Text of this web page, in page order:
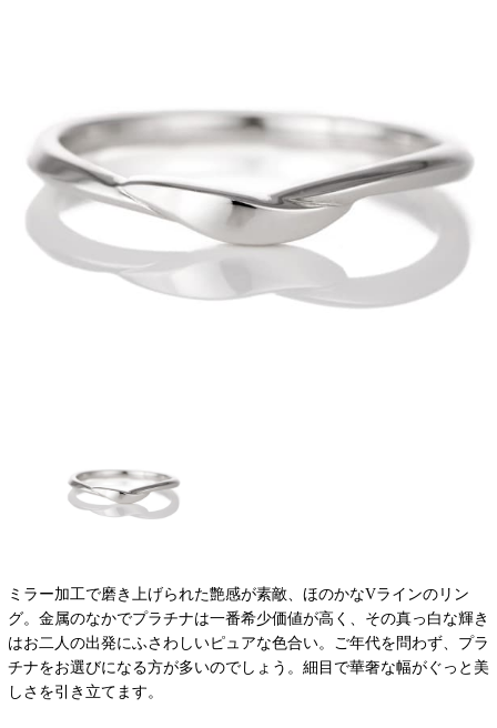
ミラー加工で磨き上げられた艶感が素敵、ほのかなVラインのリン
グ。金属のなかでプラチナは一番希少価値が高く、その真っ白な輝き
はお二人の出発にふさわしいピュアな色合い。ご年代を問わず、プラ
チナをお選びになる方が多いのでしょう。細目で華奢な幅がぐっと美
しさを引き立てます。